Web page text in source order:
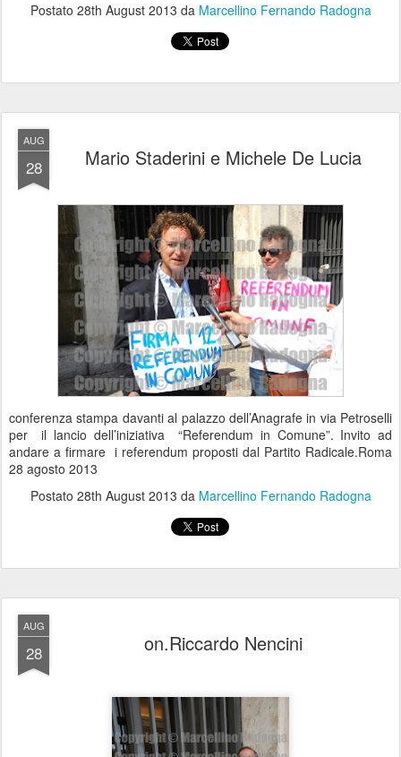
Postato 28th August 2013 da Marcellino Fernando Radogna
AUG
28 Mario Staderini e Michele De Lucia
conferenza stampa davanti al palazzo dell’Anagrafe in via Petroselli
per il lancio dell’iniziativa “Referendum in Comune”. Invito ad
andare a firmare i referendum proposti dal Partito Radicale.Roma
28 agosto 2013
Postato 28th August 2013 da Marcellino Fernando Radogna
AUG
28 on.Riccardo Nencini